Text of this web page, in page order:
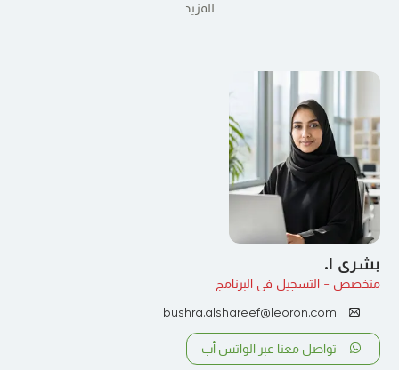
للمزيد
بشرى ا.
متخصص - التسجيل في البرنامج
bushra.alshareef@leoron.com
تواصل معنا عبر الواتس أب